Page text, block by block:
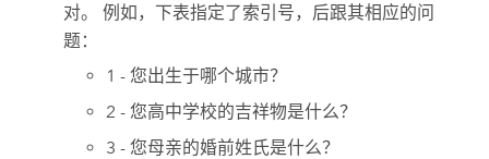
对。 例如，下表指定了索引号，后跟其相应的问
题：
1 - 您出生于哪个城市？
2 - 您高中学校的吉祥物是什么？
3 - 您母亲的婚前姓氏是什么？